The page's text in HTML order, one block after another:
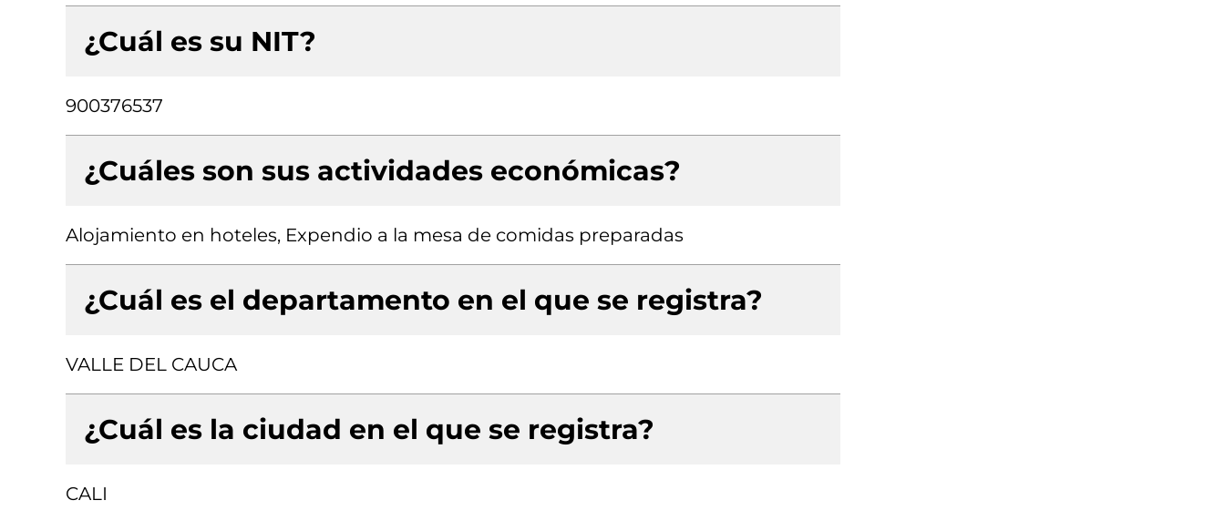
¿Cuál es su NIT?
900376537
¿Cuáles son sus actividades económicas?
Alojamiento en hoteles, Expendio a la mesa de comidas preparadas
¿Cuál es el departamento en el que se registra?
VALLE DEL CAUCA
¿Cuál es la ciudad en el que se registra?
CALI